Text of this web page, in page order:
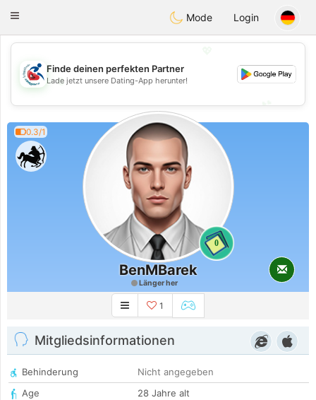
Handi Space
Toggle
Mode Login
💖
💕
Finde deinen perfekten Partner
Lade jetzt unsere Dating-App herunter!
0.3/1
0
BenMBarek
Länger her
1
Mitgliedsinformationen
Behinderung
Nicht angegeben
Age
28 Jahre alt